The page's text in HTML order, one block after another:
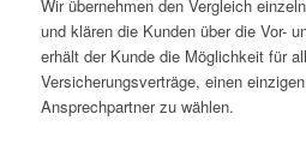
Wir übernehmen den Vergleich
und klären die Kunden über die Vor-
erhält der Kunde die Möglichkeit für
Versicherungsverträge, einen
Ansprechpartner zu wählen.